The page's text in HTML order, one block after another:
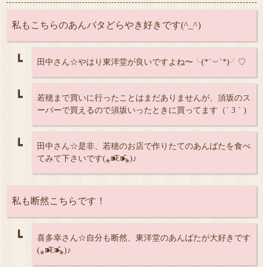
私もこちらのあんバタどらやき好きです(^_^)
┗ 田中さん☆やはり東洋堂が良いですよね〜╰(*´︶`*)╯♡
┗
若穂まで買いに行ったことはまだありませんが、須坂のス
ーパーで買えるので須坂いったときに買ってます（´ 3｀)
┗
田中さん☆是非、若穂のお店で作りたてのあんばたを食べ
てみて下さいです(⁎⁍̴̆Ɛ⁍̴̆⁎)♪
私も断然こちらです！
┗
喜多幸さん☆自分も断然、東洋堂のあんばたが大好きです
(⁎⁍̴̆Ɛ⁍̴̆⁎)♪